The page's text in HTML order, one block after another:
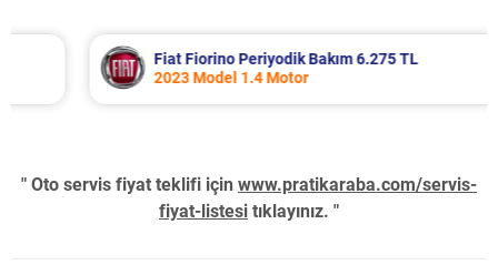
Fiat Fiorino Periyodik Bakım 6.275 TL
2023 Model 1.4 Motor
" Oto servis fiyat teklifi için www.pratikaraba.com/servis-
fiyat-listesi tıklayınız. "